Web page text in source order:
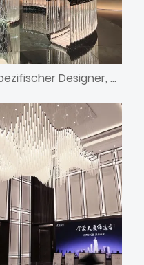
Kundenspezifischer Designer, einzigartiges Design, dekorative gebogene Bartheke mit Licht